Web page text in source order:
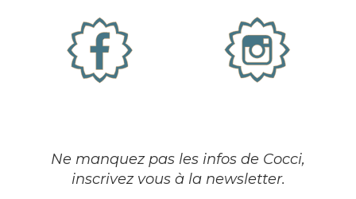
Ne manquez pas les infos de Cocci,
inscrivez vous à la newsletter.